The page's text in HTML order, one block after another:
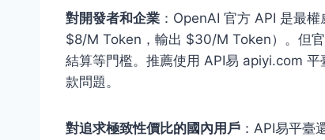
對開發者和企業 ：OpenAI 官方 API 是最
$8/M Token，輸出 $30/M Token）。但
結算等門檻。推薦使用 API易 apiyi.com
款問題。
對追求極致性價比的國內用戶 ：API易平臺